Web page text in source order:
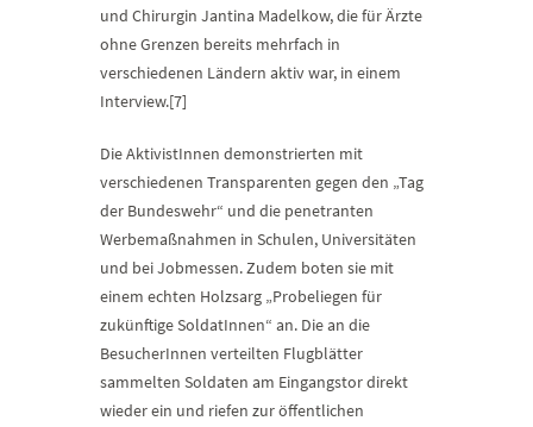
und Chirurgin Jantina Madelkow, die für Ärzte
ohne Grenzen bereits mehrfach in
verschiedenen Ländern aktiv war, in einem
Interview.[7]
Die AktivistInnen demonstrierten mit
verschiedenen Transparenten gegen den „Tag
der Bundeswehr“ und die penetranten
Werbemaßnahmen in Schulen, Universitäten
und bei Jobmessen. Zudem boten sie mit
einem echten Holzsarg „Probeliegen für
zukünftige SoldatInnen“ an. Die an die
BesucherInnen verteilten Flugblätter
sammelten Soldaten am Eingangstor direkt
wieder ein und riefen zur öffentlichen